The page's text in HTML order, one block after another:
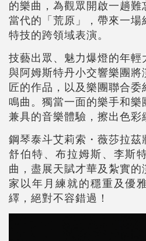
的樂曲，為觀眾開啟一趟
當代的「荒原」，帶來一場
特技的跨領域表演。
技藝出眾、魅力爆燈的年
與阿姆斯特丹小交響樂團
匠的作品，以及樂團聯合
鳴曲。獨當一面的樂手和樂
兼具的音樂體驗，擦出色彩
鋼琴泰斗艾莉索・薇莎拉
舒伯特、布拉姆斯、李斯
曲，盡展天賦才華及紮實的
家以年月練就的穩重及優
繹，絕對不容錯過！